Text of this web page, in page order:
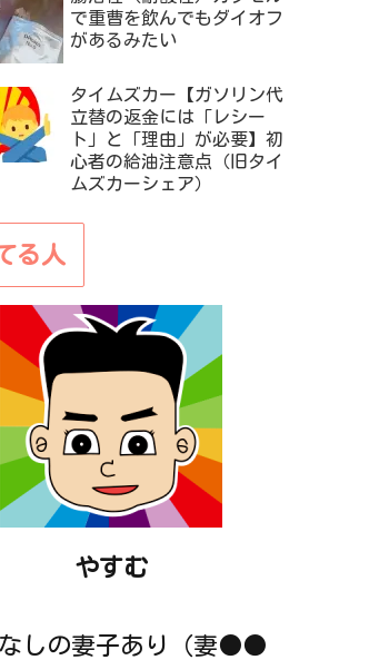
で重曹を飲んでもダイオフ
があるみたい
タイムズカー【ガソリン代
立替の返金には「レシー
ト」と「理由」が必要】初
心者の給油注意点（旧タイ
ムズカーシェア）
る人
やすむ
しの妻子あり（妻●●